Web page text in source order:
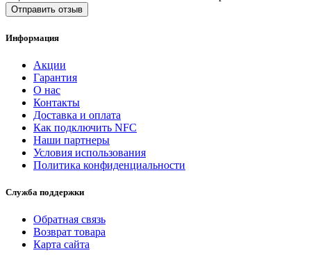
Отправить отзыв
Информация
Акции
Гарантия
O нас
Контакты
Доставка и оплата
Как подключить NFC
Наши партнеры
Условия использования
Политика конфиденциальности
Служба поддержки
Обратная связь
Возврат товара
Карта сайта